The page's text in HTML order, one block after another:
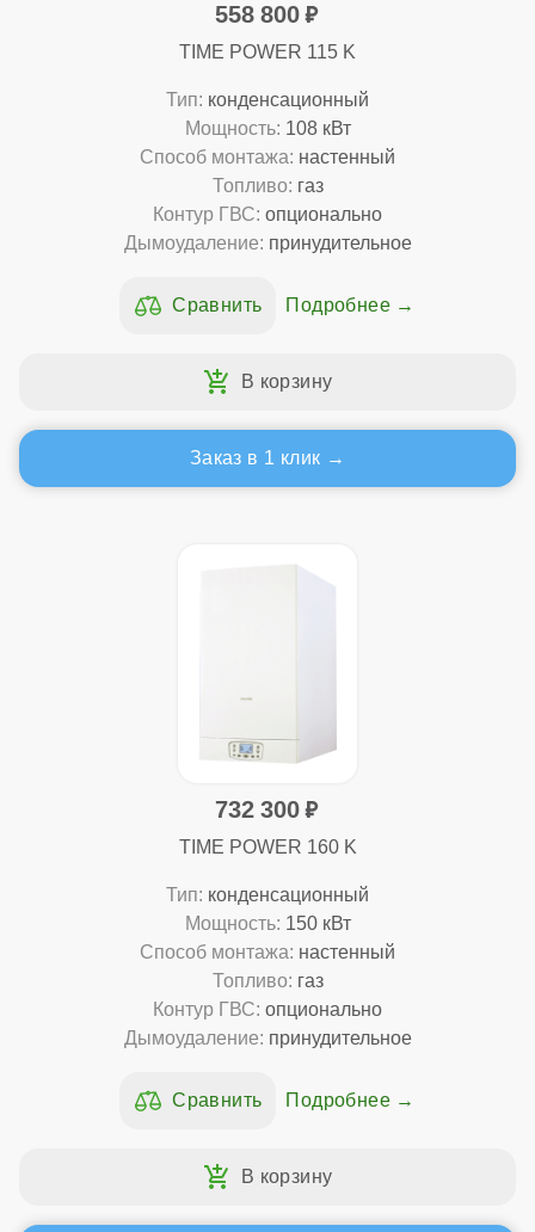
558 800
TIME POWER 115 K
Тип: конденсационный
Мощность: 108 кВт
Способ монтажа: настенный
Топливо: газ
Контур ГВС: опционально
Дымоудаление: принудительное
Подробнее
Заказ в 1 клик
732 300
TIME POWER 160 K
Тип: конденсационный
Мощность: 150 кВт
Способ монтажа: настенный
Топливо: газ
Контур ГВС: опционально
Дымоудаление: принудительное
Подробнее